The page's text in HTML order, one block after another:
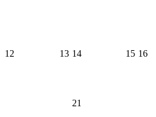
12 13 14 15 16
21